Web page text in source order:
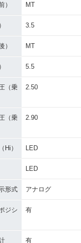
） MT
3.5
） MT
5.5
（乗
2.50
（乗
2.90
Hi） LED
LED
形式 アナログ
ジシ
有
有